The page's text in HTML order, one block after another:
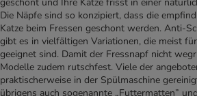
Die Näpfe sind so konzipiert, dass die
Katze beim Fressen geschont werden. Anti-
gibt es in vielfältigen Variationen, die meist
geeignet sind. Damit der Fressnapf nicht
Modelle zudem rutschfest. Viele der
praktischerweise in der Spülmaschine
übrigens auch sogenannte „Futtermatten”